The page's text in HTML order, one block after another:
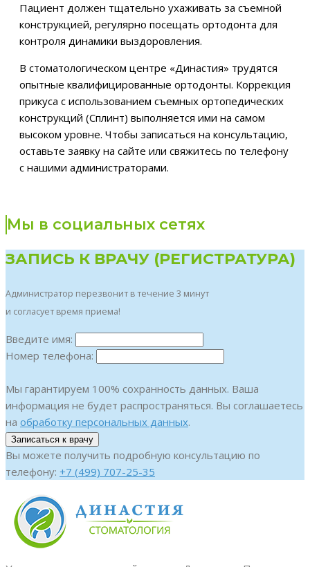
Пациент должен тщательно ухаживать за съемной
конструкцией, регулярно посещать ортодонта для
контроля динамики выздоровления.
В стоматологическом центре «Династия» трудятся
опытные квалифицированные ортодонты. Коррекция
прикуса с использованием съемных ортопедических
конструкций (Сплинт) выполняется ими на самом
высоком уровне. Чтобы записаться на консультацию,
оставьте заявку на сайте или свяжитесь по телефону
с нашими администраторами.
Мы в социальных сетях
ЗАПИСЬ К ВРАЧУ (РЕГИСТРАТУРА)
Администратор перезвонит в течение 3 минут
и согласует время приема!
Введите имя:
Номер телефона:
Мы гарантируем 100% сохранность данных. Ваша
информация не будет распространяться. Вы соглашаетесь
на обработку персональных данных.
Вы можете получить подробную консультацию по
телефону: +7 (499) 707-25-35